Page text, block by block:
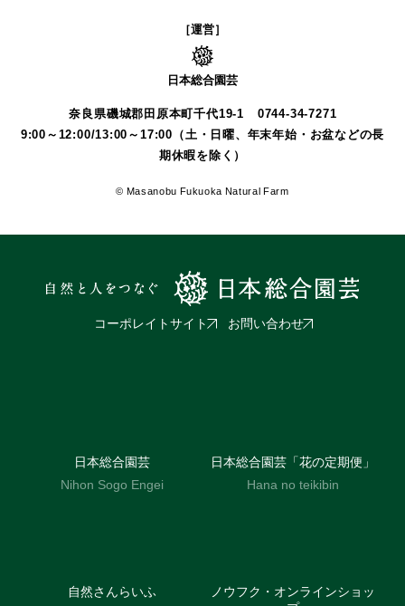
［運営］
日本総合園芸
奈良県磯城郡田原本町千代19-1
0744-34-7271
9:00～12:00/13:00～17:00（土・日曜、年末年始・お盆などの長
期休暇を除く）
© Masanobu Fukuoka Natural Farm
コーポレイトサイト お問い合わせ
日本総合園芸
Nihon Sogo Engei
日本総合園芸「花の定期便」
Hana no teikibin
自然さんらいふ
ノウフク・オンラインショッ